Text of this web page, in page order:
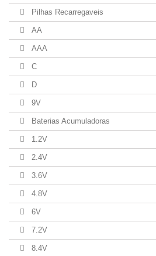
Pilhas Recarregaveis
AA
AAA
C
D
9V
Baterias Acumuladoras
1.2V
2.4V
3.6V
4.8V
6V
7.2V
8.4V